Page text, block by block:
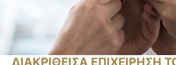
ΔΙΑΚΡΙΘΕΙΣΑ ΕΠΙΧΕΙΡΗΣΗ